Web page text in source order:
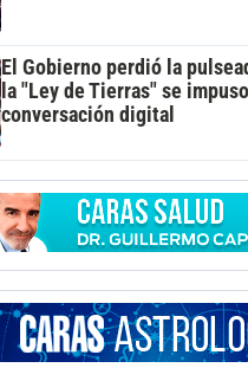
El Gobierno perdió la
la "Ley de Tierras" se
conversación digital